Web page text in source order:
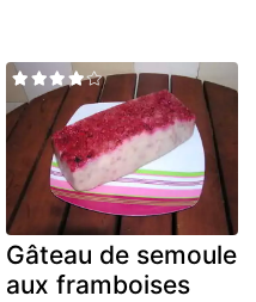
Gâteau de semoule
aux framboises